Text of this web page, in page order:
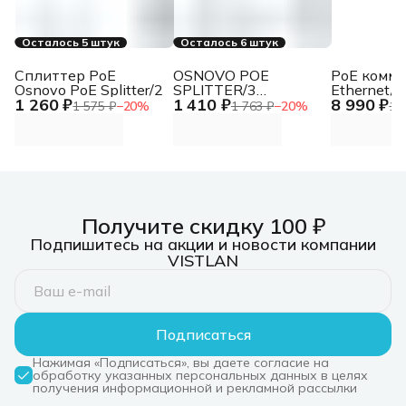
Осталось 5 штук
1 260 ₽1 575 ₽−20%
Сплиттер PoE
Osnovo PoE Splitter/2
Осталось 6 штук
1 410 ₽1 763 ₽−20%
OSNOVO POE
SPLITTER/3
Сплиттер PoE
8 990 ₽
PoE
Ethernet/
Получите скидку 100 ₽
Подпишитесь на акции и новости компании
VISTLAN
Подписаться
Нажимая «Подписаться», вы даете согласие на
обработку указанных персональных данных в целях
получения информационной и рекламной рассылки